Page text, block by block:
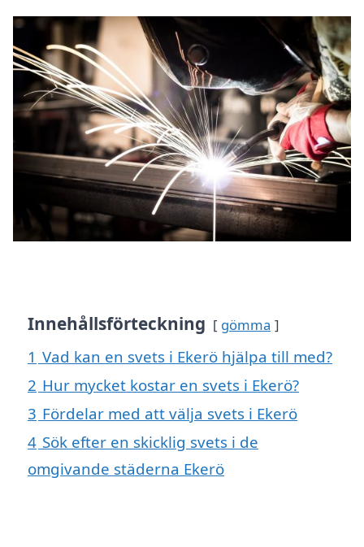
Innehållsförteckning gömma
1 Vad kan en svets i Ekerö hjälpa till med?
2 Hur mycket kostar en svets i Ekerö?
3 Fördelar med att välja svets i Ekerö
4 Sök efter en skicklig svets i de
omgivande städerna Ekerö